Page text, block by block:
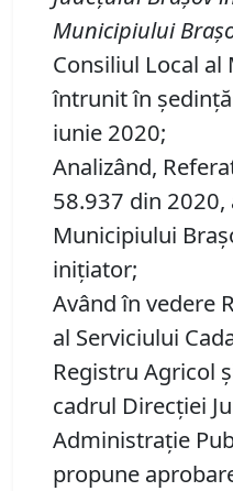
Municipiului
Consiliul Local al
întrunit în
iunie 2020;
Analizând,
58.937 din
Municipiului
inițiator;
Având în vedere
al Serviciului
Registru Agricol
cadrul Direcţiei
Administraţie
propune